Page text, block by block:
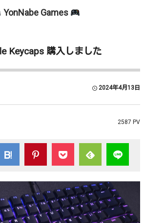
YonNabe Games
Keycaps 購入しました
2024年4月13日
2587 PV